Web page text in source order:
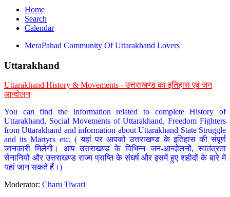
Home
Search
Calendar
MeraPahad Community Of Uttarakhand Lovers
Uttarakhand
Uttarakhand History & Movements - उत्तराखण्ड का इतिहास एवं जन
आन्दोलन
You can find the information related to complete History of
Uttarakhand, Social Movements of Uttarakhand, Freedom Fighters
from Uttarakhand and information about Uttarakhand State Struggle
and its Martyrs etc. ( यहां पर आपको उत्तराखण्ड के इतिहास की संपूर्ण
जानकारी मिलेगी। आप उत्तराखण्ड के विभिन्न जन-आन्दोलनों, स्वतंत्रता
सेनानियों और उत्तराखण्ड राज्य प्राप्ति के संघर्ष और इसमें हुए शहीदों के बारे में
यहां जान सकते हैं।)
Moderator: Charu Tiwari